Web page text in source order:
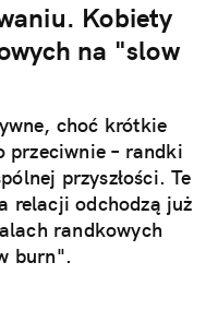
Kobiety
na "slow
choć krótkie
przeciwnie – randki
przyszłości. Te
relacji odchodzą już
randkowych
burn".